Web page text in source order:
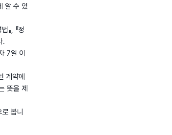
알 수 있
』, 『정
.
7일 이
계약에
뜻을 제
봅니